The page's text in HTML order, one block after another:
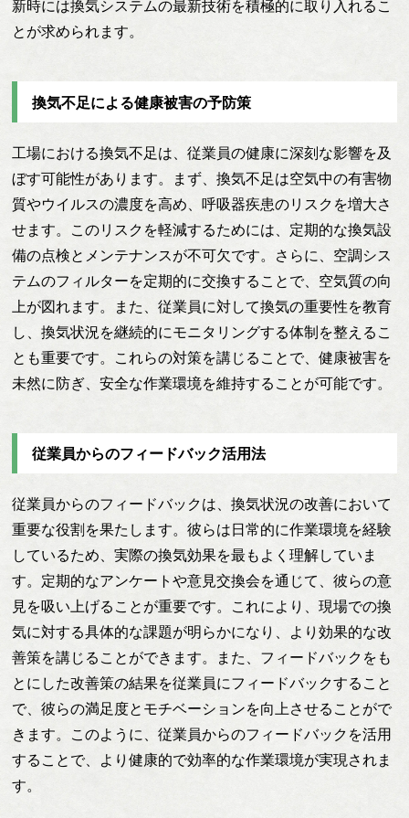
新時には換気システムの最新技術を積極的に取り入れるこ
とが求められます。
換気不足による健康被害の予防策
工場における換気不足は、従業員の健康に深刻な影響を及
ぼす可能性があります。まず、換気不足は空気中の有害物
質やウイルスの濃度を高め、呼吸器疾患のリスクを増大さ
せます。このリスクを軽減するためには、定期的な換気設
備の点検とメンテナンスが不可欠です。さらに、空調シス
テムのフィルターを定期的に交換することで、空気質の向
上が図れます。また、従業員に対して換気の重要性を教育
し、換気状況を継続的にモニタリングする体制を整えるこ
とも重要です。これらの対策を講じることで、健康被害を
未然に防ぎ、安全な作業環境を維持することが可能です。
従業員からのフィードバック活用法
従業員からのフィードバックは、換気状況の改善において
重要な役割を果たします。彼らは日常的に作業環境を経験
しているため、実際の換気効果を最もよく理解していま
す。定期的なアンケートや意見交換会を通じて、彼らの意
見を吸い上げることが重要です。これにより、現場での換
気に対する具体的な課題が明らかになり、より効果的な改
善策を講じることができます。また、フィードバックをも
とにした改善策の結果を従業員にフィードバックすること
で、彼らの満足度とモチベーションを向上させることがで
きます。このように、従業員からのフィードバックを活用
することで、より健康的で効率的な作業環境が実現されま
す。